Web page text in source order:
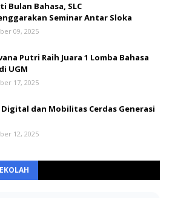
Bulan Bahasa, SLC
Seminar Antar Sloka
09, 2025
Putri Raih Juara 1 Lomba Bahasa
UGM
17, 2025
dan Mobilitas Cerdas Generasi
12, 2025